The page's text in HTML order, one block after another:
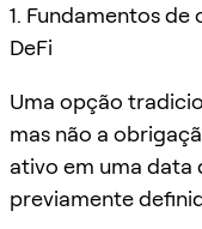
1. Fundamentos
DeFi
Uma opção
mas não a
ativo em uma data
previamente